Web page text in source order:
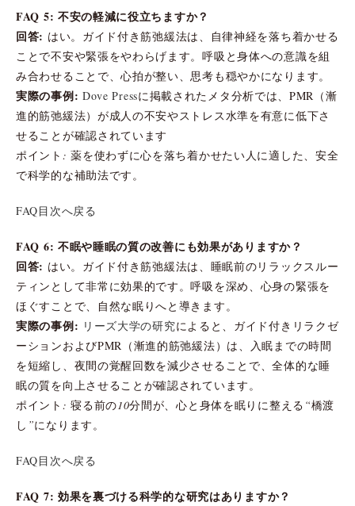
FAQ 5: 不安の軽減に役立ちますか？
回答: はい。ガイド付き筋弛緩法は、自律神経を落ち着かせる
ことで不安や緊張をやわらげます。呼吸と身体への意識を組
み合わせることで、心拍が整い、思考も穏やかになります。
実際の事例: Dove Pressに掲載されたメタ分析では、PMR（漸
進的筋弛緩法）が成人の不安やストレス水準を有意に低下さ
せることが確認されています
ポイント: 薬を使わずに心を落ち着かせたい人に適した、安全
で科学的な補助法です。
FAQ目次へ戻る
FAQ 6: 不眠や睡眠の質の改善にも効果がありますか？
回答: はい。ガイド付き筋弛緩法は、睡眠前のリラックスルー
ティンとして非常に効果的です。呼吸を深め、心身の緊張を
ほぐすことで、自然な眠りへと導きます。
実際の事例: リーズ大学の研究によると、ガイド付きリラクゼ
ーションおよびPMR（漸進的筋弛緩法）は、入眠までの時間
を短縮し、夜間の覚醒回数を減少させることで、全体的な睡
眠の質を向上させることが確認されています。
ポイント: 寝る前の10分間が、心と身体を眠りに整える“橋渡
し”になります。
FAQ目次へ戻る
FAQ 7: 効果を裏づける科学的な研究はありますか？